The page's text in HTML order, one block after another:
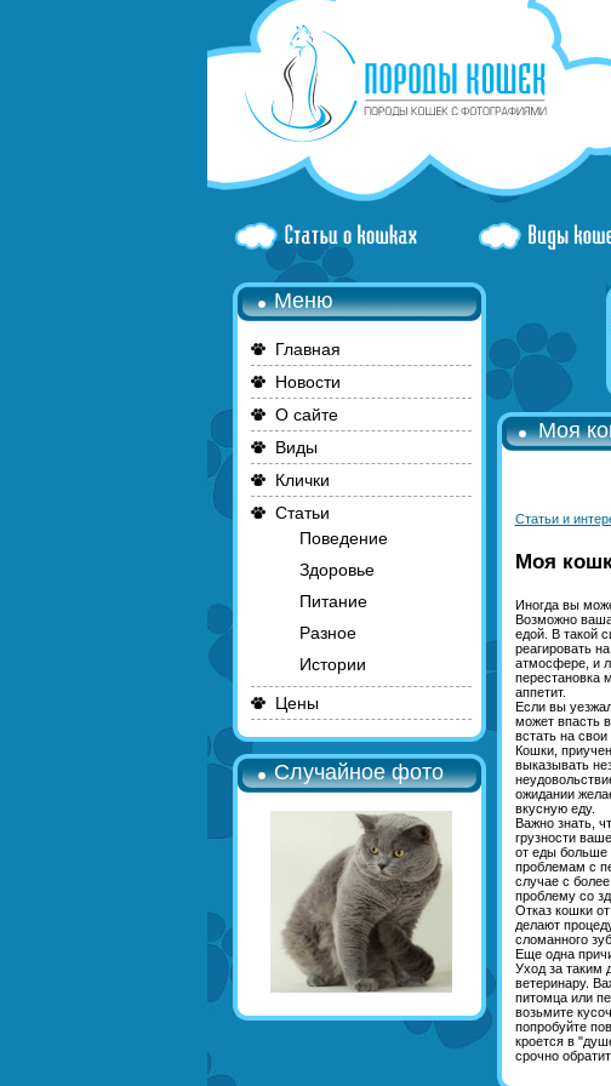
Меню
Главная
Новости
О сайте
Виды
Клички
Статьи
Поведение
Здоровье
Питание
Разное
Истории
Цены
Случайное фото
Моя
Статьи и
Моя
Иногда вы
Возможно
едой. В такой
реагировать
атмосфере, и
перестановка
аппетит.
Если вы
может впасть
встать на
Кошки,
выказывать
ожидании
вкусную еду.
Важно знать,
грузности
от еды больше
проблемам с
случае с
проблему со
Отказ кошки
делают
сломанного
Еще одна
Уход за таким
ветеринару.
питомца или
возьмите
попробуйте
кроется в
срочно